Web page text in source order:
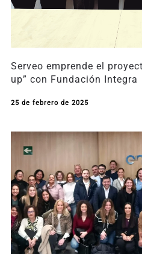
Serveo emprende el
up” con Fundación Integra
25 de febrero de 2025